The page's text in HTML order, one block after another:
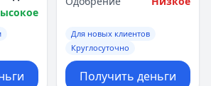
Для новых клиентов
Круглосуточно
Получить деньги